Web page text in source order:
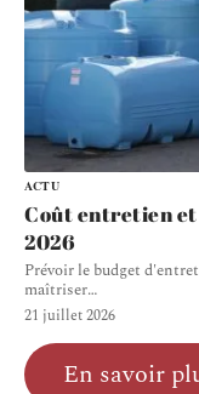
ACTU
Coût entretien
2026
Prévoir le budget
maîtriser…
21 juillet 2026
En savoir